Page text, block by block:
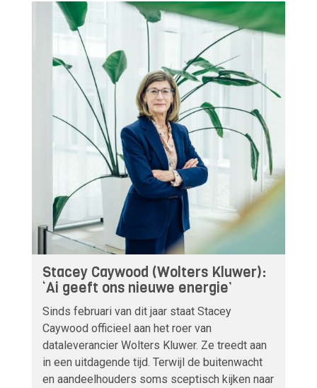
Stacey Caywood (Wolters Kluwer):
‘Ai geeft ons nieuwe energie’
Sinds februari van dit jaar staat Stacey
Caywood officieel aan het roer van
dataleverancier Wolters Kluwer. Ze treedt aan
in een uitdagende tijd. Terwijl de buitenwacht
en aandeelhouders soms sceptisch kijken naar